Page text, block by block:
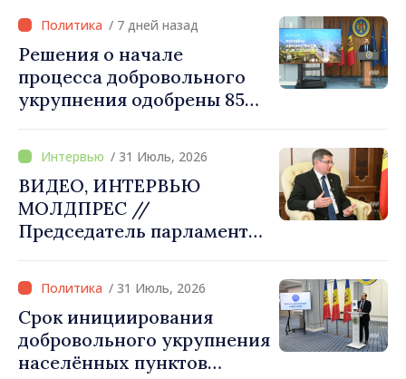
Корецким: «Наши
государства выстроили
отношения, основанные на
доверии и солидарности,
которые мы хотим
конкретные проекты»
/ 7 дней назад
Решения о начале
процесса добровольного
укрупнения одобрены 85
страны. Алексей Бузу:
«Только через сильные
примэрии мы можем
обеспечить качественные
услуги и
инфраструктуру»
/ 31 Июль, 2026
ВИДЕО, ИНТЕРВЬЮ
МОЛДПРЕС //
Председатель парламента
убедить каждое
государство‑член ЕС, что
Республика Молдова
заслуживает быть в
Европейском союзе»
/ 31 Июль, 2026
Срок инициирования
добровольного укрупнения
населённых пунктов